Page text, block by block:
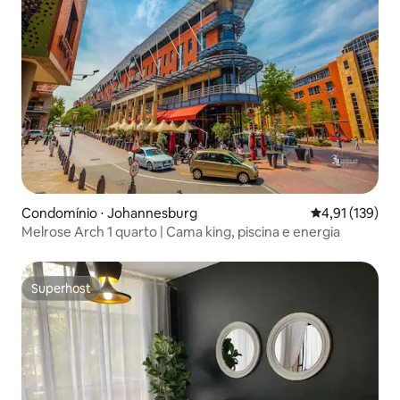
Condomínio ⋅ Johannesburg 4,91 de uma
4,91 (139)
Melrose Arch 1 quarto | Cama king, piscina e energia
Superhost
Superhost